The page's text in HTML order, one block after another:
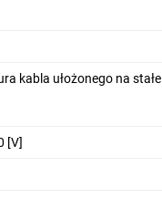
kabla ułożonego na stałe
[V]